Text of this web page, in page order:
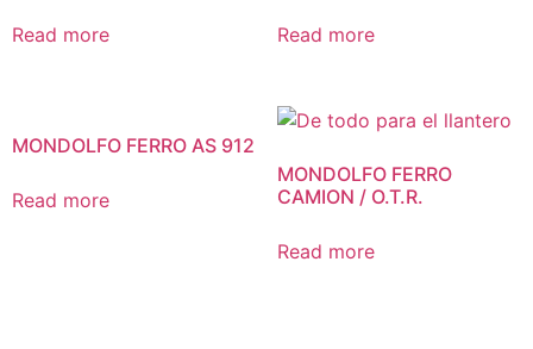
Read more Read more
MONDOLFO FERRO AS 912
Read more
MONDOLFO FERRO
CAMION / O.T.R.
Read more